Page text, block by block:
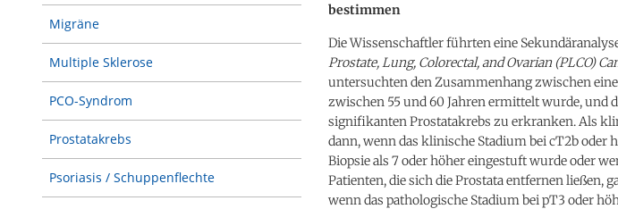
Migräne
Multiple Sklerose
PCO-Syndrom
Prostatakrebs
Psoriasis / Schuppenflechte
bestimmen
Die Wissenschaftler führten eine
Prostate, Lung, Colorectal, and Ovarian (PLCO)
untersuchten den Zusammenhang zwischen
zwischen 55 und 60 Jahren ermittelt wurde, und
signifikanten Prostatakrebs zu erkranken. Als
dann, wenn das klinische Stadium bei cT2b oder
Biopsie als 7 oder höher eingestuft wurde oder
Patienten, die sich die Prostata entfernen ließen,
wenn das pathologische Stadium bei pT3 oder